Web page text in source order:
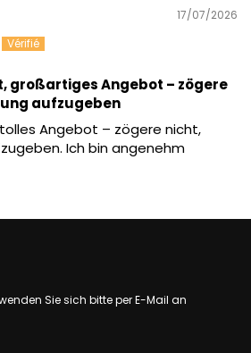
17/07/2026
großartiges Angebot – zögere
aufzugeben
Angebot – zögere nicht,
Ich bin angenehm
Sie sich bitte per E-Mail an